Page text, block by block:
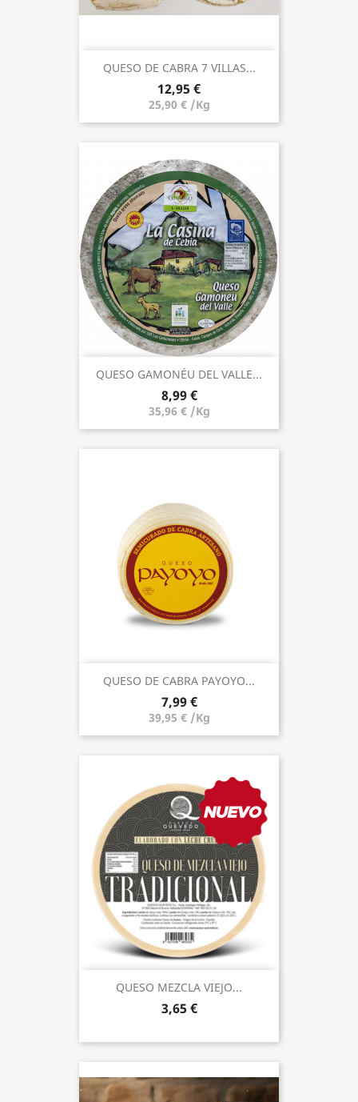
QUESO DE CABRA 7 VILLAS...
12,95 €
25,90 € /Kg
QUESO GAMONÉU DEL VALLE...
8,99 €
35,96 € /Kg
QUESO DE CABRA PAYOYO...
7,99 €
39,95 € /Kg
QUESO MEZCLA VIEJO...
3,65 €